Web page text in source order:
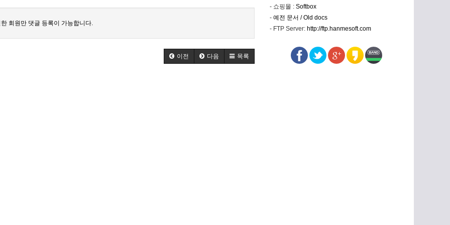
회원만 댓글 등록이 가능합니다.
이전 다음 목록
- 쇼핑몰 : Softbox
- 예전 문서 / Old docs
- FTP Server: http://ftp.hanmesoft.com